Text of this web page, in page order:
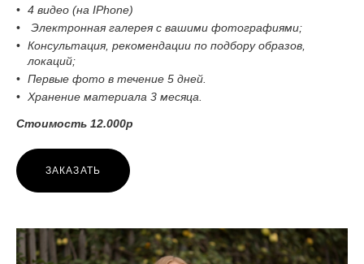
4 видео (на IPhone)
Электронная галерея с вашими фотографиями;
Консультация, рекомендации по подбору образов,
локаций;
Первые фото в течение 5 дней.
Хранение материала 3 месяца.
Стоимость 12.000р
ЗАКАЗАТЬ